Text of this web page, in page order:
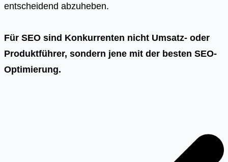
entscheidend abzuheben.
Für SEO sind Konkurrenten nicht Umsatz- oder
Produktführer, sondern jene mit der besten SEO-
Optimierung.